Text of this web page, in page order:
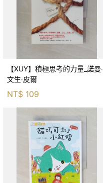
【XUY】積極思考的力量_諾曼‧
文生‧皮爾
NT$ 109